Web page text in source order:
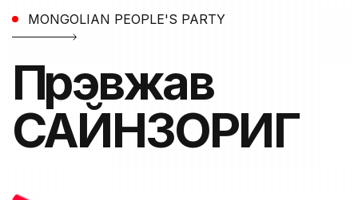
MONGOLIAN PEOPLE'S PARTY
Пүрэвжав
САЙНЗОРИГ